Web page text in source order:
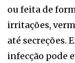
ou feita de
irritações,
até secreções.
infecção pode